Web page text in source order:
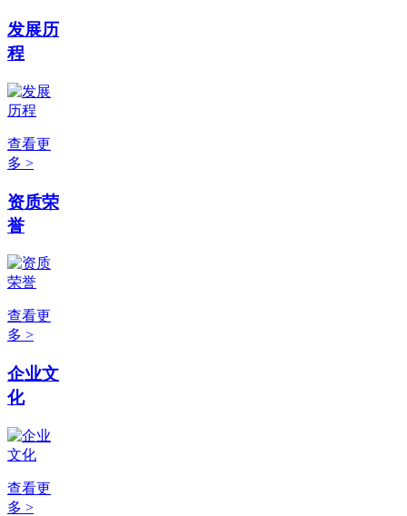
发展历
程
查看更
多 >
资质荣
誉
查看更
多 >
企业文
化
查看更
多 >